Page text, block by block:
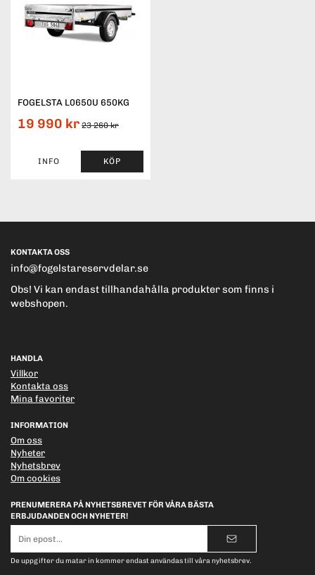
FOGELSTA L0650U 650KG
19 990 kr 23 260 kr
INFO KÖP
KONTAKTA OSS
info@fogelstareservdelar.se
Obs! Vi kan endast tillhandahålla produkter som finns i
webshopen.
HANDLA
Villkor
Kontakta oss
Mina favoriter
INFORMATION
Om oss
Nyheter
Nyhetsbrev
Om cookies
PRENUMERERA PÅ NYHETSBREVET FÖR VÅRA BÄSTA
ERBJUDANDEN OCH NYHETER!
postadress
De uppgifter du matar in kommer endast användas till våra nyhetsbrev.